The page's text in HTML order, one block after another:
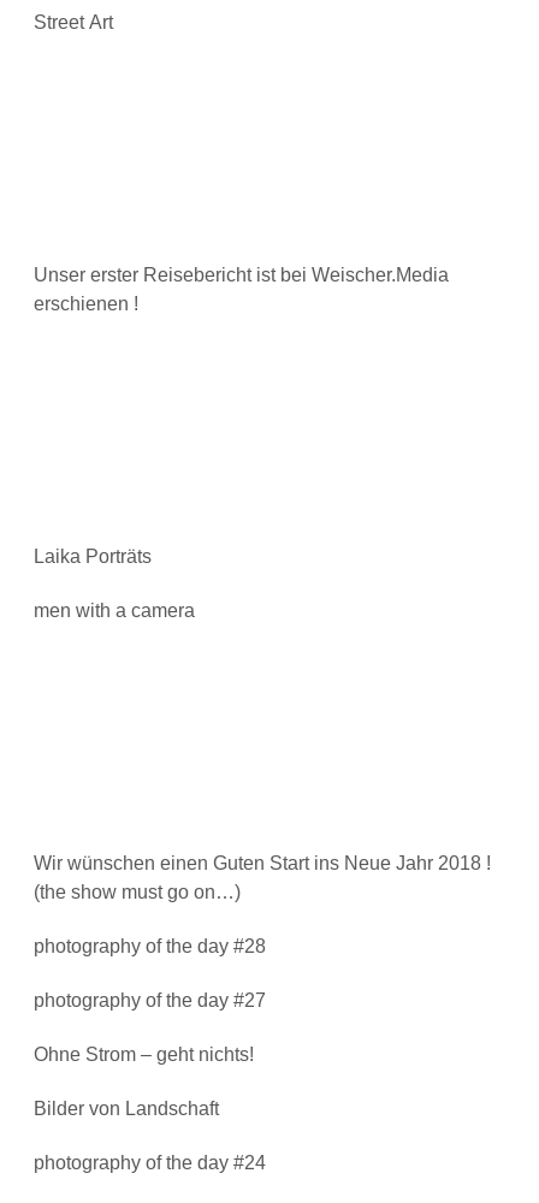
Street Art
Unser erster Reisebericht ist bei Weischer.Media
erschienen !
Laika Porträts
men with a camera
Wir wünschen einen Guten Start ins Neue Jahr 2018 !
(the show must go on…)
photography of the day #28
photography of the day #27
Ohne Strom – geht nichts!
Bilder von Landschaft
photography of the day #24